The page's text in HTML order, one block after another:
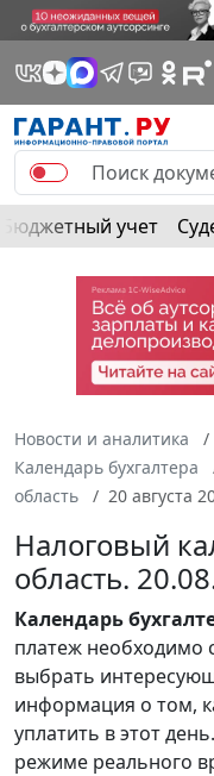
Бюджетный учет
Новости и аналитика
Календарь бухгалтера
область
20 августа
Налоговый
область.
Календарь
платеж необходимо
выбрать
информация о том,
уплатить в этот
режиме реального